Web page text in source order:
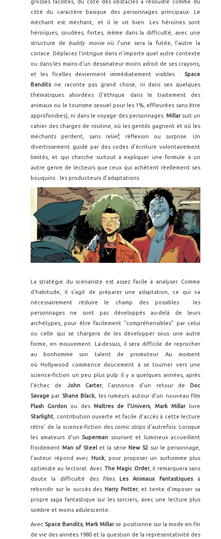
grosses facilités, du côté des obstacles à résoudre comme du
côté du caractère basique des personnages principaux. Le
méchant est méchant, et il le vit bien. Les héroïnes sont
héroïques, soudées, fortes, même dans la difficulté, avec une
structure de buddy movieoù l'une sera la futée, l'autre la
coriace. Déplacez l'intrigue dans n'importe quel autre contexte
ou dans les mains d'un dessinateur moins adroit de ses crayons,
et les ficelles deviennent immédiatement visibles : Space
Banditsne raconte pas grand chose, ni dans ses quelques
thématiques abordées (l'éthique dans le traitement des
animaux ou le tourisme sexuel pour les 1%, effleurées sans être
approfondies), ni dans le voyage des personnages. Millarsuit un
cahier des charges de routine, où les gentils gagnent et où les
méchants perdent, sans relief, réflexion ou surprise. Un
divertissement guidé par des codes d'écriture volontairement
limités, et qui cherche surtout à expliquer une formule à un
autre genre de lecteurs que ceux qui achètent réellement ses
bouquins : les producteurs d'adaptations.
La stratégie du scénariste est assez facile à analyser. Comme
d'habitude, il s'agit de préparer une adaptation, ce qui va
nécessairement réduire le champ des possibles : les
personnages ne sont pas développés au-delà de leurs
archétypes, pour être facilement "compréhensibles" par celui
ou celle qui se chargera de les développer sous une autre
forme, en mouvement. Là-dessus, il sera difficile de reprocher
au bonhomme son talent de promoteur. Au moment
où
Hollywood commence doucement à se tourner vers une
science-fiction un peu plus pulp il y a quelques années, après
l'échec de John Carter, l'annonce d'un retour de Doc
Savage par Shane Black , les rumeurs autour d'un nouveau film
Flash Gordon ou des Maîtres de l'Univers, Mark Millarlivre
Starlight , contribution ouverte et facile d'accès à cette lecture
rétro' de la science-fiction des comic stripsd'autrefois. Lorsque
les amateurs d'un Superman souriant et lumineux accueillent
froidementMan of Steel et la série New 52 sur le personnage,
l'auteur répond avec
Huck, pour proposer un surhomme plus
optimiste au lectorat. Avec The Magic Order, il remarquera sans
doute la difficulté des films Les Animaux Fantastiquesà
rebondir sur le succès des Harry Potter, et tente d'imposer sa
propre saga fantastique sur les sorciers, avec une lecture plus
sombre et moins adulescente.
Avec Space Bandits,Mark Millarse positionne sur la mode en fin
de vie des années 1980 et la question de la représentativité des